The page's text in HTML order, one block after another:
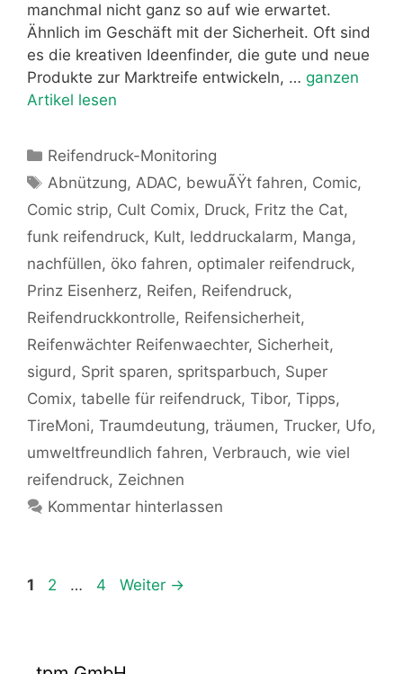
manchmal nicht ganz so auf wie erwartet.
Ähnlich im Geschäft mit der Sicherheit. Oft sind
es die kreativen Ideenfinder, die gute und neue
Produkte zur Marktreife entwickeln, … ganzen
Artikel lesen
Kategorien
Reifendruck-Monitoring
Schlagwörter
Abnützung,ADAC, bewuÃŸt fahren, Comic,
Comic strip, Cult Comix, Druck, Fritz the Cat,
funk reifendruck, Kult, leddruckalarm, Manga,
nachfüllen, öko fahren, optimaler reifendruck,
Prinz Eisenherz, Reifen, Reifendruck,
Reifendruckkontrolle, Reifensicherheit,
Reifenwächter Reifenwaechter, Sicherheit,
sigurd, Sprit sparen, spritsparbuch, Super
Comix, tabelle für reifendruck, Tibor, Tipps,
TireMoni, Traumdeutung, träumen, Trucker, Ufo,
umweltfreundlich fahren, Verbrauch, wie viel
reifendruck, Zeichnen
Kommentar hinterlassen
Seite
1 Seite
2 … Seite
4 Weiter →